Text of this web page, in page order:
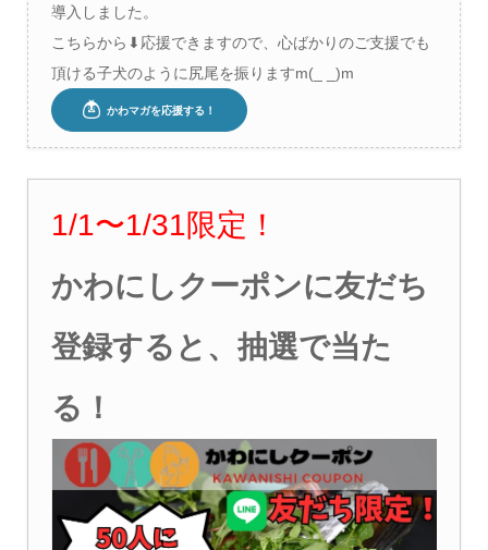
導入しました。
こちらから⬇︎応援できますので、心ばかりのご支援でも
頂ける子犬のように尻尾を振りますm(_ _)m
1/1〜1/31限定！
かわにしクーポンに友だち
登録すると、抽選で当た
る！